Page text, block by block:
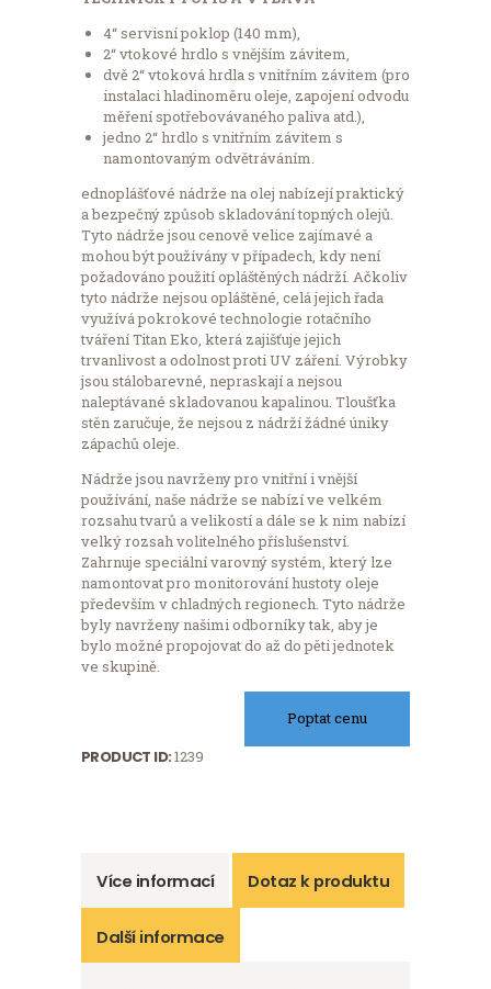
4“ servisní poklop (140 mm),
2“ vtokové hrdlo s vnějším závitem,
dvě 2“ vtoková hrdla s vnitřním závitem (pro
instalaci hladinoměru oleje, zapojení odvodu
měření spotřebovávaného paliva atd.),
jedno 2“ hrdlo s vnitřním závitem s
namontovaným odvětráváním.
ednoplášťové nádrže na olej nabízejí praktický
a bezpečný způsob skladování topných olejů.
Tyto nádrže jsou cenově velice zajímavé a
mohou být používány v případech, kdy není
požadováno použití opláštěných nádrží. Ačkoliv
tyto nádrže nejsou opláštěné, celá jejich řada
využívá pokrokové technologie rotačního
tváření Titan Eko, která zajišťuje jejich
trvanlivost a odolnost proti UV záření. Výrobky
jsou stálobarevné, nepraskají a nejsou
naleptávané skladovanou kapalinou. Tloušťka
stěn zaručuje, že nejsou z nádrží žádné úniky
zápachů oleje.
Nádrže jsou navrženy pro vnitřní i vnější
používání, naše nádrže se nabízí ve velkém
rozsahu tvarů a velikostí a dále se k nim nabízí
velký rozsah volitelného příslušenství.
Zahrnuje speciální varovný systém, který lze
namontovat pro monitorování hustoty oleje
především v chladných regionech. Tyto nádrže
byly navrženy našimi odborníky tak, aby je
bylo možné propojovat do až do pěti jednotek
ve skupině.
Poptat cenu
PRODUCT ID:1239
Více informací Dotaz k produktu
Další informace